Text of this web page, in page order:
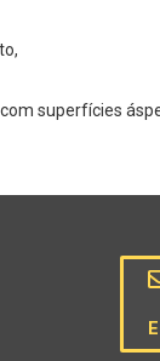
superfícies